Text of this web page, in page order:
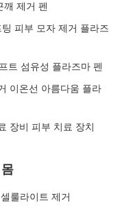
깨 제거 펜
피부 모자 제거 플라즈
트 섬유성 플라즈마 펜
이온선 아름다움 플라
장비 피부 치료 장치
룰라이트 제거